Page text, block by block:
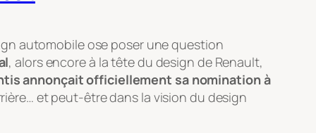
automobile ose poser une question
, alors encore à la tête du design de Renault,
annonçait officiellement sa nomination à
et peut-être dans la vision du design